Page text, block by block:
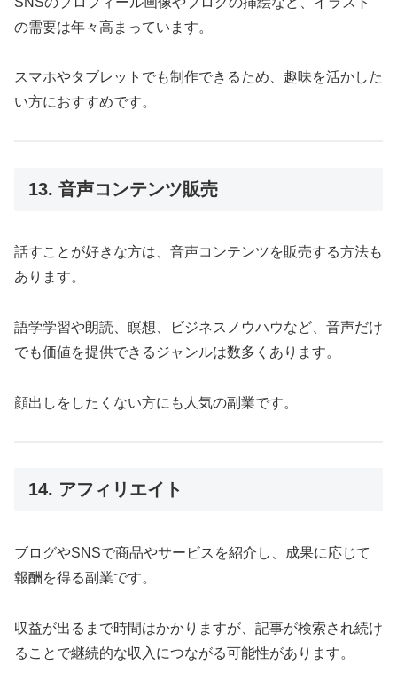
の需要は年々高まっています。
スマホやタブレットでも制作できるため、趣味を活かした
い方におすすめです。
13. 音声コンテンツ販売
話すことが好きな方は、音声コンテンツを販売する方法も
あります。
語学学習や朗読、瞑想、ビジネスノウハウなど、音声だけ
でも価値を提供できるジャンルは数多くあります。
顔出しをしたくない方にも人気の副業です。
14. アフィリエイト
ブログやSNSで商品やサービスを紹介し、成果に応じて
報酬を得る副業です。
収益が出るまで時間はかかりますが、記事が検索され続け
ることで継続的な収入につながる可能性があります。